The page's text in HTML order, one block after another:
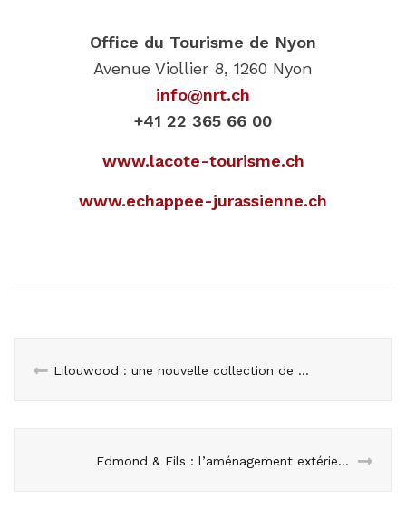
Office du Tourisme de Nyon
Avenue Viollier 8, 1260 Nyon
info@nrt.ch
+41 22 365 66 00
www.lacote-tourisme.ch
www.echappee-jurassienne.ch
Lilouwood : une nouvelle collection de bijoux inspirée de l’Afrique
Edmond & Fils : l’aménagement extérieur à la française